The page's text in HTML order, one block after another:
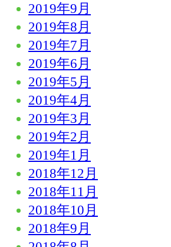
2019年9月
2019年8月
2019年7月
2019年6月
2019年5月
2019年4月
2019年3月
2019年2月
2019年1月
2018年12月
2018年11月
2018年10月
2018年9月